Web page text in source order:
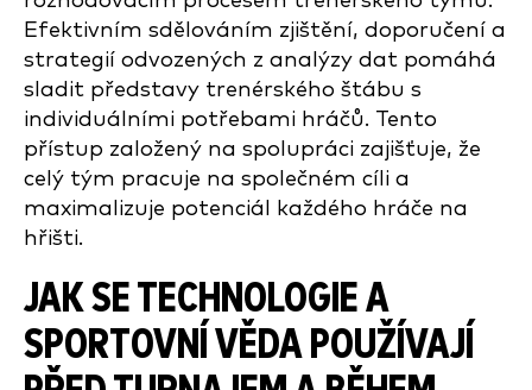
Efektivním sdělováním zjištění, doporučení a
strategií odvozených z analýzy dat pomáhá
sladit představy trenérského štábu s
individuálními potřebami hráčů. Tento
přístup založený na spolupráci zajišťuje, že
celý tým pracuje na společném cíli a
maximalizuje potenciál každého hráče na
hřišti.
JAK SE TECHNOLOGIE A
SPORTOVNÍ VĚDA POUŽÍVAJÍ